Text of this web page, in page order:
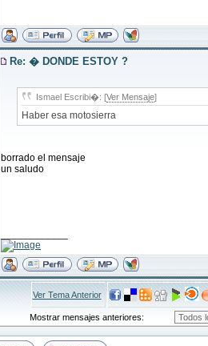
Re: � DONDE ESTOY ?
Ismael Escribi�: [Ver Mensaje]
Haber esa motosierra
borrado el mensaje
un saludo
Ver Tema Anterior
Mostrar mensajes anteriores: